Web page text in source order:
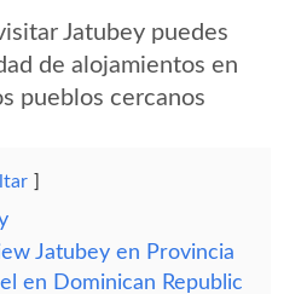
Jatubey puedes
de alojamientos en
pueblos cercanos
Jatubey en Provincia
en Dominican Republic